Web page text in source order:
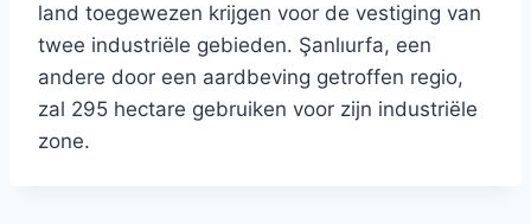
land toegewezen krijgen voor de vestiging van
twee industriële gebieden. Şanlıurfa, een
andere door een aardbeving getroffen regio,
zal 295 hectare gebruiken voor zijn industriële
zone.